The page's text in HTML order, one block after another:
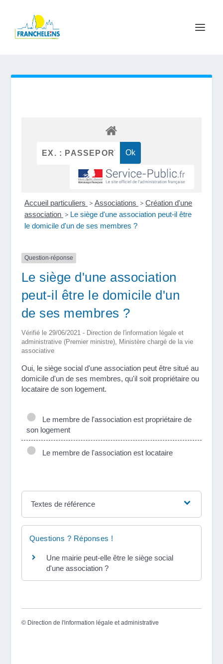
Accueil particuliers > Associations > Création d'une
association > Le siège d'une association peut-il être
le domicile d'un de ses membres ?
Question-réponse
Le siège d'une association
peut-il être le domicile d'un
de ses membres ?
Vérifié le 29/06/2021 - Direction de l'information légale et
administrative (Premier ministre), Ministère chargé de la vie
associative
Oui, le siège social d'une association peut être situé au
domicile d'un de ses membres, qu'il soit propriétaire ou
locataire de son logement.
Le membre de l'association est propriétaire de
son logement
Le membre de l'association est locataire
Textes de référence
Questions ? Réponses !
Une mairie peut-elle être le siège social
d'une association ?
© Direction de l'information légale et administrative